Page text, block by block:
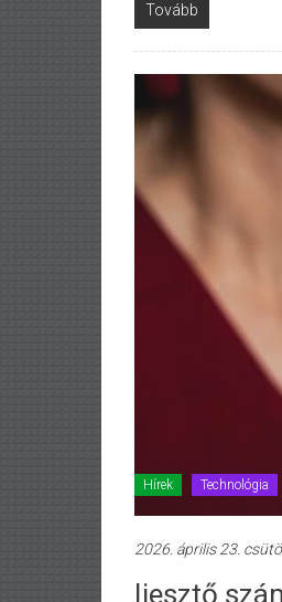
Tovább
Hírek Technológia
2026. április 23.
Ijesztő